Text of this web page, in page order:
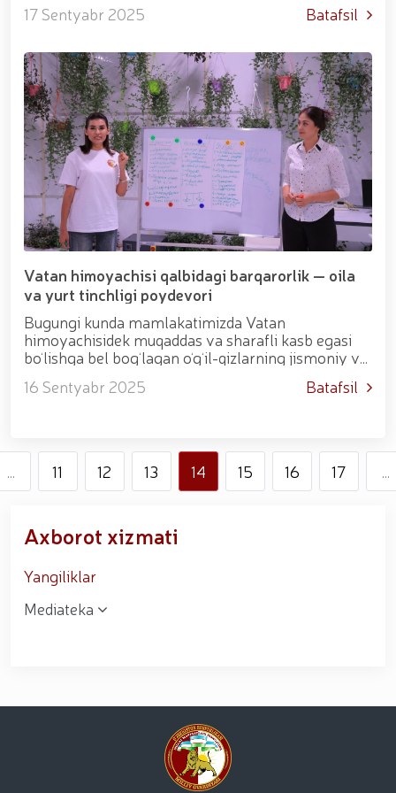
koʻtarish va maxsus taktik tayyorgarligini z...
17 Sentyabr 2025 Batafsil
Vatan himoyachisi qalbidagi barqarorlik — oila
va yurt tinchligi poydevori
Bugungi kunda mamlakatimizda Vatan
himoyachisidek muqaddas va sharafli kasb egasi
boʻlishga bel bogʻlagan oʻgʻil-qizlarning jismoniy va
samarali xizmat qilishlari uchun,...
16 Sentyabr 2025 Batafsil
11 12 13 14 15 16 17
Axborot xizmati
Yangiliklar
Mediateka